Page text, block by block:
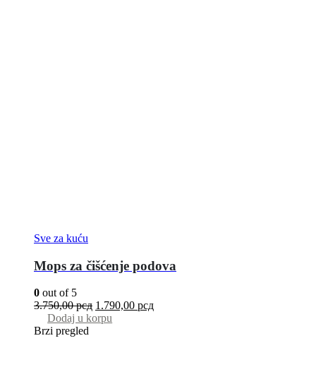
Sve za kuću
Mops za čišćenje podova
0 out of 5
3.750,00рсд 1.790,00 рсд
Dodaj u korpu
Brzi pregled